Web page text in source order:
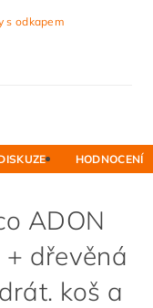
s odkapem
HODNOCENÍ
ADON
dřevěná
koš a